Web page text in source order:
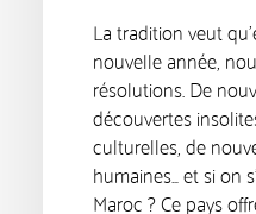
La tradition veut
nouvelle année,
résolutions. De
découvertes
culturelles, de
humaines… et si on
Maroc ? Ce pays